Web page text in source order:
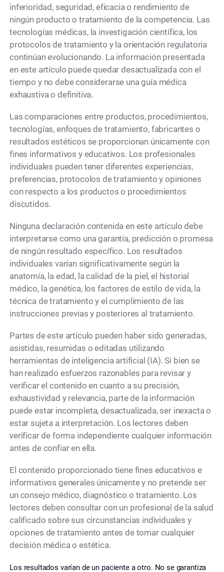
inferioridad, seguridad, eficacia o rendimiento de
ningún producto o tratamiento de la competencia. Las
tecnologías médicas, la investigación científica, los
protocolos de tratamiento y la orientación regulatoria
continúan evolucionando. La información presentada
en este artículo puede quedar desactualizada con el
tiempo y no debe considerarse una guía médica
exhaustiva o definitiva.
Las comparaciones entre productos, procedimientos,
tecnologías, enfoques de tratamiento, fabricantes o
resultados estéticos se proporcionan únicamente con
fines informativos y educativos. Los profesionales
individuales pueden tener diferentes experiencias,
preferencias, protocolos de tratamiento y opiniones
con respecto a los productos o procedimientos
discutidos.
Ninguna declaración contenida en este artículo debe
interpretarse como una garantía, predicción o promesa
de ningún resultado específico. Los resultados
individuales varían significativamente según la
anatomía, la edad, la calidad de la piel, el historial
médico, la genética, los factores de estilo de vida, la
técnica de tratamiento y el cumplimiento de las
instrucciones previas y posteriores al tratamiento.
Partes de este artículo pueden haber sido generadas,
asistidas, resumidas o editadas utilizando
herramientas de inteligencia artificial (IA). Si bien se
han realizado esfuerzos razonables para revisar y
verificar el contenido en cuanto a su precisión,
exhaustividad y relevancia, parte de la información
puede estar incompleta, desactualizada, ser inexacta o
estar sujeta a interpretación. Los lectores deben
verificar de forma independiente cualquier información
antes de confiar en ella.
El contenido proporcionado tiene fines educativos e
informativos generales únicamente y no pretende ser
un consejo médico, diagnóstico o tratamiento. Los
lectores deben consultar con un profesional de la salud
calificado sobre sus circunstancias individuales y
opciones de tratamiento antes de tomar cualquier
decisión médica o estética.
Los resultados varían de un paciente a otro. No se garantiza